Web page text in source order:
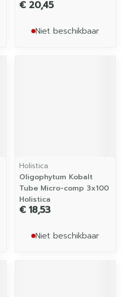
€ 20,45
Niet beschikbaar
Holistica
Oligophytum Kobalt
Tube Micro-comp 3x100
Holistica
€ 18,53
Niet beschikbaar